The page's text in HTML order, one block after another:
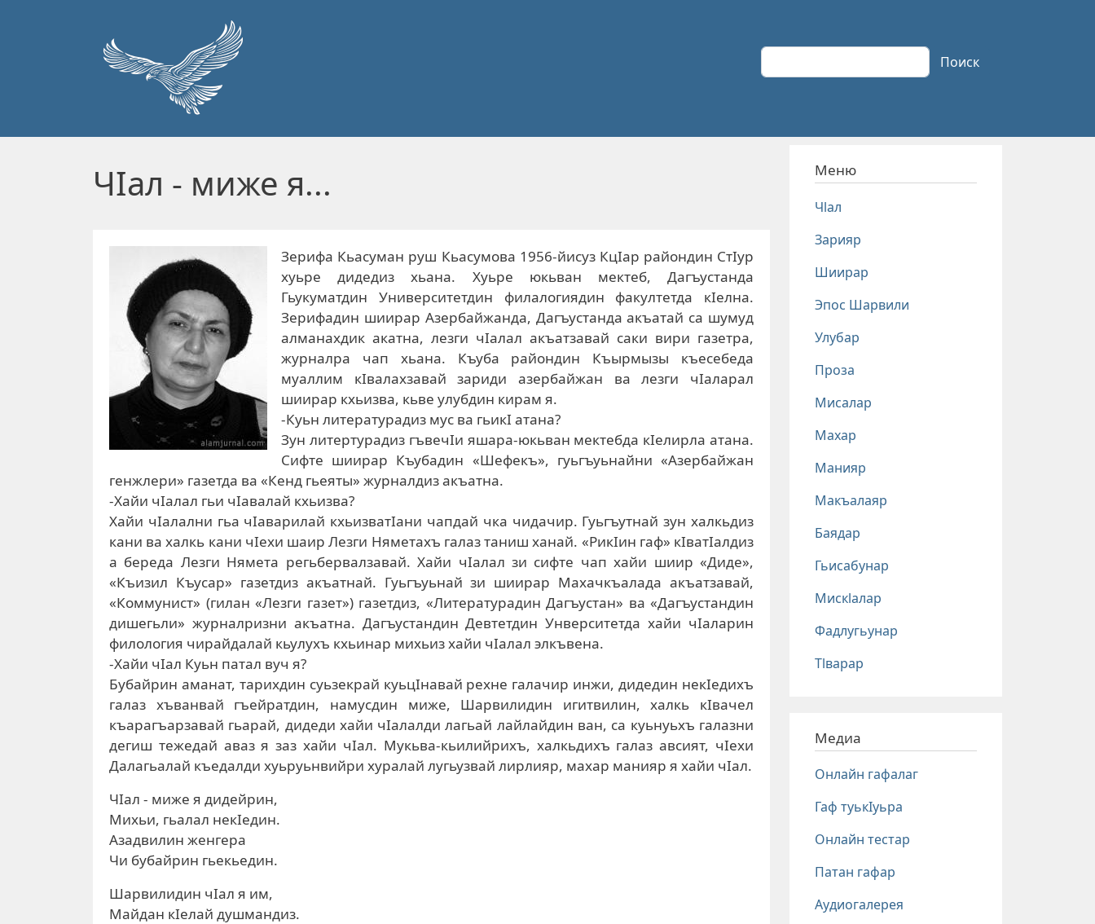
Поиск Поиск
ЧIал - миже я...
Зерифа Кьасуман руш Кьасумова 1956-йисуз КцIар райондин СтIур
хуьре дидедиз хьана. Хуьре юкьван мектеб, Дагъустанда
Гьукуматдин Университетдин филалогиядин факултетда кIелна.
Зерифадин шиирар Азербайжанда, Дагъустанда акъатай са шумуд
алманахдик акатна, лезги чIалал акъатзавай саки вири газетра,
журналра чап хьана. Къуба райондин Къырмызы къесебеда
муаллим кIвалахзавай зариди азербайжан ва лезги чIаларал
шиирар кхьизва, кьве улубдин кирам я.
-Куьн литературадиз мус ва гьикI атана?
Зун литертурадиз гъвечIи яшара-юкьван мектебда кIелирла атана.
Сифте шиирар Къубадин «Шефекъ», гуьгъуьнайни «Азербайжан
генжлери» газетда ва «Кенд гьеяты» журналдиз акъат­на.
-Хайи чIалал гьи чIавалай кхьизва?
Хайи чIалални гьа чIаварилай кхьизватIани чапдай чка чидачир. Гуьгъутнай зун халкьдиз
кани ва халкь кани чIехи шаир Лезги Няметахъ галаз таниш ханай. «РикIин гаф» кIватIалдиз
а береда Лезги Нямета регьбервалзавай. Хайи чIалал зи сифте чап хайи шиир «Диде»,
«Къизил Къусар» газетдиз акъатнай. Гуьгъуьнай зи шиирар Махачкъалада акъатзавай,
«Коммунист» (гилан «Лезги газет») газетдиз, «Литературадин Дагъустан» ва «Дагъустандин
дишегьли» журналризни акъатна. Дагъустандин Девтетдин Унверситетда хайи чIаларин
филология чирайдалай кьулухъ кхьинар михьиз хайи чIалал элкъвена.
-Хайи чIал Куьн патал вуч я?
Бубайрин аманат, тарихдин суьзекрай куьцIнавай рехне галачир инжи, дидедин некIедихъ
галаз хъванвай гъейратдин, намусдин миже, Шарвилидин игитвилин, халкь кIвачел
къарагъарзавай гьарай, дидеди хайи чIалалди лагьай лайлайдин ван, са куьнуьхъ галазни
дегиш тежедай аваз я заз хайи чIал. Мукьва-кьилийрихъ, халкьдихъ галаз авсият, чIехи
Далагьалай къедалди хуьруьнвийри хуралай лугьузвай лирлияр, махар манияр я хайи чIал.
ЧIал - миже я дидейрин,
Михьи, гьалал некIедин.
Азадвилин женгера
Чи бубайрин гьекьедин.
Шарвилидин чIал я им,
Майдан кIелай душмандиз.
Меню
Чlал
Зарияр
Шиирар
Эпос Шарвили
Улубар
Проза
Мисалар
Махар
Манияр
Макъалаяр
Баядар
Гьисабунар
Мискlалар
Фадлугьунар
Тlварар
Медиа
Онлайн гафалаг
Гаф туькIуьра
Онлайн тестар
Патан гафар
Аудиогалерея